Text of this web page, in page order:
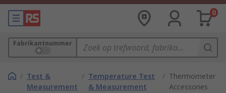
0
Fabrikantnummer
/ Test &
Measurement
/ Temperature Test
& Measurement
/ Thermometer
Accessories